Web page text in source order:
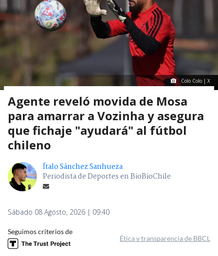
Colo Colo | X
Agente reveló movida de Mosa
para amarrar a Vozinha y asegura
que fichaje "ayudará" al fútbol
chileno
Ítalo Sánchez Sanhueza
Periodista de Deportes en BioBioChile
Sábado 08 Agosto, 2026 | 09:40
Seguimos criterios de
Ética y transparencia de BBCL